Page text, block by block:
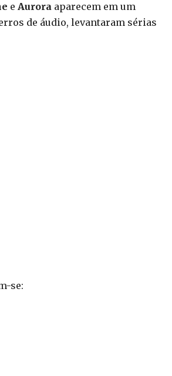
e Aurora aparecem em um
de áudio, levantaram sérias
se: